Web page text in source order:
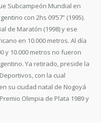
Subcampeón Mundial en
con 2hs 09’57” (1995).
de Maratón (1998) y ese
en 10.000 metros. Al día
y 10.000 metros no fueron
Ya retirado, preside la
con la cual
su ciudad natal de Nogoyá
Olimpia de Plata 1989 y